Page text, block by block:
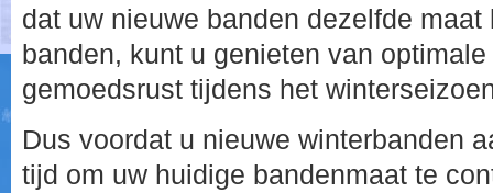
dat uw nieuwe banden dezelfde
banden, kunt u genieten van
gemoedsrust tijdens het
Dus voordat u nieuwe winterbanden
tijd om uw huidige bandenmaat te